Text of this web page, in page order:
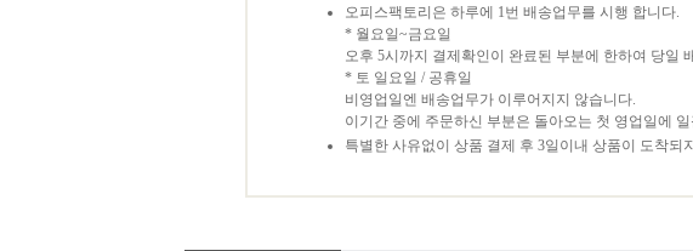
오피스팩토리은 하루에 1번 배송업무를 시행 합니다.
* 월요일~금요일
오후 5시까지 결제확인이 완료된 부분에 한하여 당일
* 토 일요일 / 공휴일
비영업일엔 배송업무가 이루어지지 않습니다.
이기간 중에 주문하신 부분은 돌아오는 첫 영업일에
특별한 사유없이 상품 결제 후 3일이내 상품이 도착